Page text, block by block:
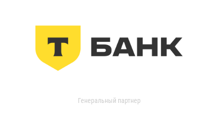
Генеральный партнер